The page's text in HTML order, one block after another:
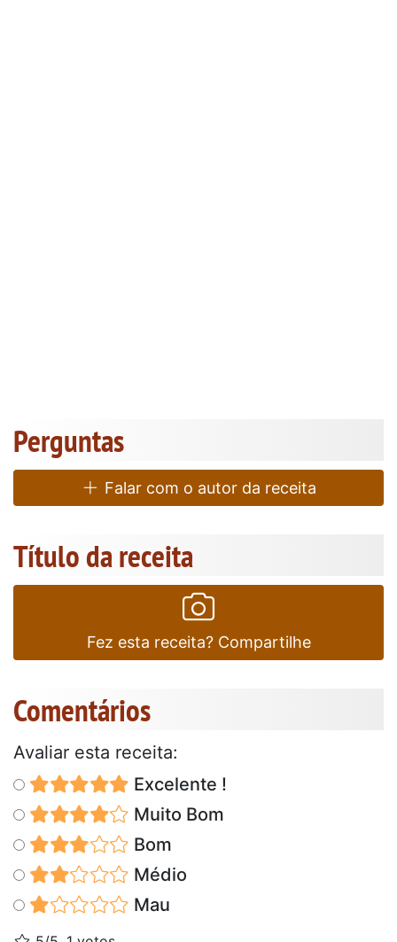
Perguntas
Falar com o autor da receita
Título da receita
Fez esta receita? Compartilhe
Comentários
Avaliar esta receita:
Excelente !
Muito Bom
Bom
Médio
Mau